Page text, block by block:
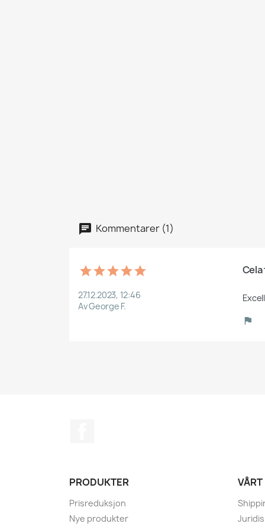
Kommentarer (1)
27.12.2023, 12:46
Av George F.
PRODUKTER
Prisreduksjon
Nye produkter